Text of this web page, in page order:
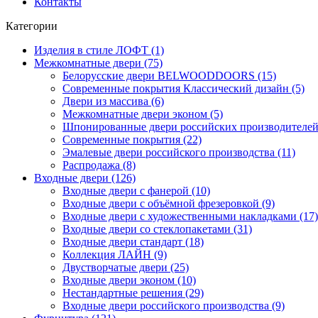
Категории
Изделия в стиле ЛОФТ (1)
Межкомнатные двери (75)
Белорусские двери BELWOODDOORS (15)
Современные покрытия Классический дизайн (5)
Двери из массива (6)
Межкомнатные двери эконом (5)
Шпонированные двери российских
Современные покрытия (22)
Эмалевые двери российского производства (11)
Распродажа (8)
Входные двери (126)
Входные двери с фанерой (10)
Входные двери с объёмной фрезеровкой (9)
Входные двери с художественными накладками (17)
Входные двери со стеклопакетами (31)
Входные двери стандарт (18)
Коллекция ЛАЙН (9)
Двустворчатые двери (25)
Входные двери эконом (10)
Нестандартные решения (29)
Входные двери российского производства (9)